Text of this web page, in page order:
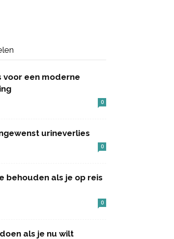
voor een moderne
0
urineverlies
0
behouden als je op reis
0
als je nu wilt